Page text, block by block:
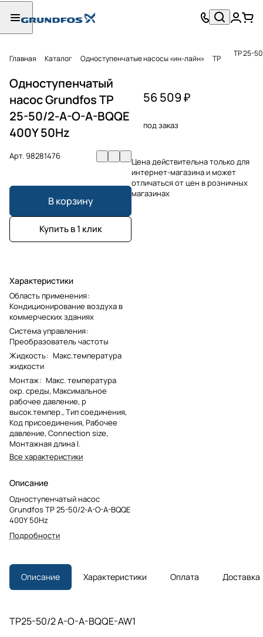
Главная Каталог Одноступенчатые насосы «ин-лайн» TP TP 25-
Одноступенчатый
насос Grundfos TP
25-50/2-A-O-A-BQQE
400Y 50Hz
Арт.98281476
В корзину
Купить в 1 клик
Характеристики
Область применения:
Кондиционирование воздуха в
коммерческих зданиях
Система управления:
Преобразователь частоты
Жидкость: Макс.температура
жидкости
Монтаж: Макс. температура
окр. среды, Максимальное
рабочее давление, p
высок.темпер., Тип соединения,
Код присоединения, Рабочее
давление, Connection size,
Монтажная длина l.
Все характеристики
Описание
Одноступенчатый насос
Grundfos TP 25-50/2-A-O-A-BQQE
400Y 50Hz
Подробности
56 509 ₽
под заказ
Цена действительна только для
интернет-магазина и может
отличаться от цен в розничных
магазинах
Описание Характеристики Оплата Доставка
TP25-50/2 A-O-A-BQQE-AW1